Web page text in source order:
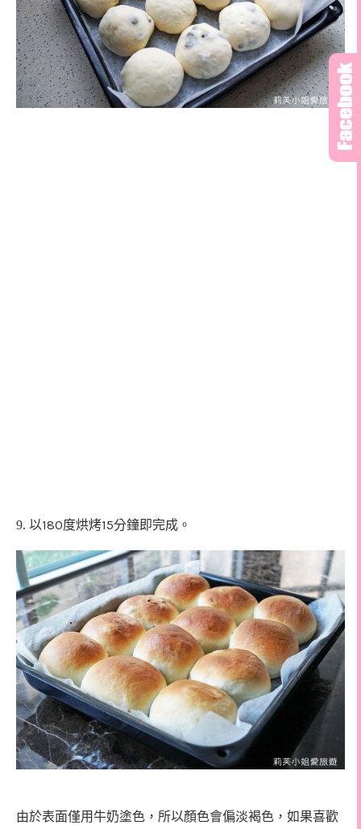
9. 以180度烘烤15分鐘即完成。
由於表面僅用牛奶塗色，所以顏色會偏淡褐色，如果喜歡